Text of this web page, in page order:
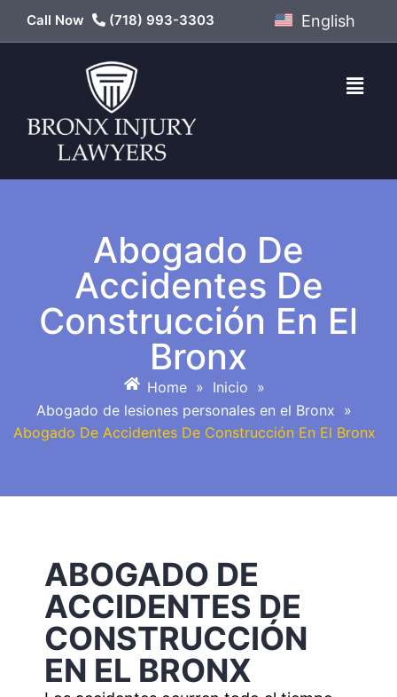
Call Now (718) 993-3303 English
Abogado De
Accidentes De
Construcción En El
Bronx
Home » Inicio »
Abogado de lesiones personales en el Bronx »
Abogado De Accidentes De Construcción En El Bronx
ABOGADO DE
ACCIDENTES DE
CONSTRUCCIÓN
EN EL BRONX